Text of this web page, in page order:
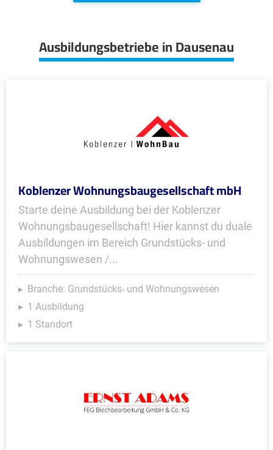
Ausbildungsbetriebe in Dausenau
Koblenzer Wohnungsbaugesellschaft mbH
Starte deine Ausbildung bei der Koblenzer
Wohnungsbaugesellschaft! Hier kannst du duale
Ausbildungen im Bereich Grundstücks- und
Wohnungswesen /...
Branche: Grundstücks- und Wohnungswesen
1 Ausbildung
1 Standort